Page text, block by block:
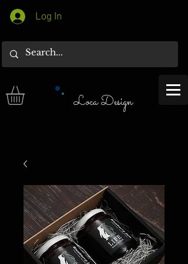
Log In
Loca Design